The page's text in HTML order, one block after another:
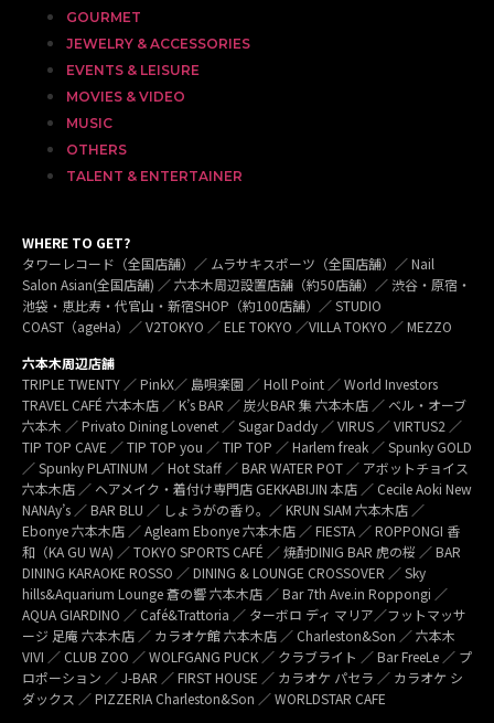
GOURMET
JEWELRY & ACCESSORIES
EVENTS & LEISURE
MOVIES & VIDEO
MUSIC
OTHERS
TALENT & ENTERTAINER
WHERE TO GET?
タワーレコード（全国店舗）／ ムラサキスポーツ（全国店舗）／ Nail
Salon Asian(全国店舗) ／ 六本木周辺設置店舗（約50店舗）／ 渋谷・原宿・
池袋・恵比寿・代官山・新宿SHOP（約100店舗）／ STUDIO
COAST（ageHa）／ V2TOKYO ／ ELE TOKYO ／VILLA TOKYO ／ MEZZO
六本木周辺店舗
TRIPLE TWENTY ／ PinkX／ 島唄楽園 ／ Holl Point ／ World Investors
TRAVEL CAFÉ 六本木店 ／ K’s BAR ／ 炭火BAR 集 六本木店 ／ ベル・オーブ
六本木 ／ Privato Dining Lovenet ／ Sugar Daddy ／ VIRUS ／ VIRTUS2 ／
TIP TOP CAVE ／ TIP TOP you ／ TIP TOP ／ Harlem freak ／ Spunky GOLD
／ Spunky PLATINUM ／ Hot Staff ／ BAR WATER POT ／ アボットチョイス
六本木店 ／ ヘアメイク・着付け専門店 GEKKABIJIN 本店 ／ Cecile Aoki New
NANAy’s ／ BAR BLU ／ しょうがの香り。／ KRUN SIAM 六本木店 ／
Ebonye 六本木店 ／ Agleam Ebonye 六本木店 ／ FIESTA ／ ROPPONGI 香
和（KA GU WA) ／ TOKYO SPORTS CAFÉ ／ 焼酎DINIG BAR 虎の桜 ／ BAR
DINING KARAOKE ROSSO ／ DINING & LOUNGE CROSSOVER ／ Sky
hills&Aquarium Lounge 蒼の響 六本木店 ／ Bar 7th Ave.in Roppongi ／
AQUA GIARDINO ／ Café&Trattoria ／ ターボロ ディ マリア／フットマッサ
ージ 足庵 六本木店 ／ カラオケ館 六本木店 ／ Charleston&Son ／ 六本木
VIVI ／ CLUB ZOO ／ WOLFGANG PUCK ／ クラブライト ／ Bar FreeLe ／ プ
ロポーション ／ J-BAR ／ FIRST HOUSE ／ カラオケ パセラ ／ カラオケ シ
ダックス ／ PIZZERIA Charleston&Son ／ WORLDSTAR CAFE